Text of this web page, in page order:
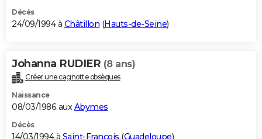
Décès
24/09/1994 à Châtillon (Hauts-de-Seine)
Johanna RUDIER (8 ans)
Créer une cagnotte obsèques
Naissance
08/03/1986 auxAbymes
Décès
14/03/1994 à Saint-François (Guadeloupe)